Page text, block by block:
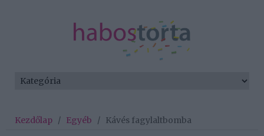
Kezdőlap / Egyéb / Kávés fagylaltbomba